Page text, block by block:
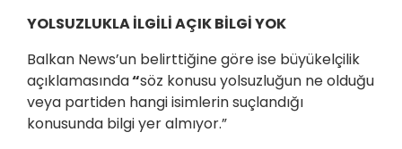
YOLSUZLUKLA İLGİLİ AÇIK BİLGİ YOK
Balkan News’un belirttiğine göre ise büyükelçilik
açıklamasında“söz konusu yolsuzluğun ne olduğu
veya partiden hangi isimlerin suçlandığı
konusunda bilgi yer almıyor.”